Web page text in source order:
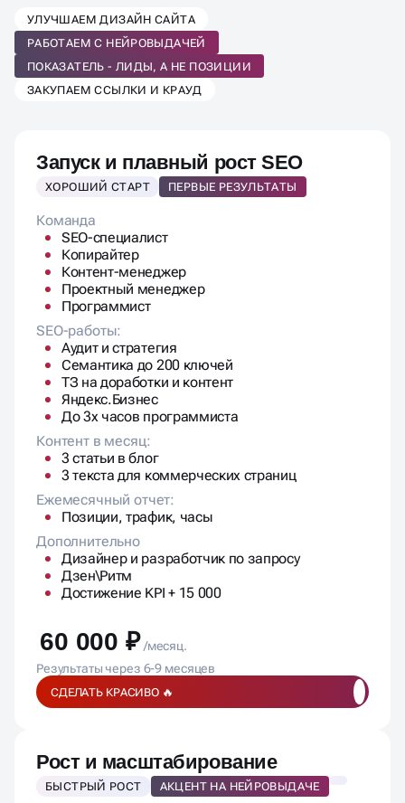
ВЫБЕРИТЕ ТАРИФ SEO-
ПРОДВИЖЕНИЯ
ПОД ВАШ БИЗНЕС
УЛУЧШАЕМ ДИЗАЙН САЙТА
РАБОТАЕМ С НЕЙРОВЫДАЧЕЙ
ПОКАЗАТЕЛЬ - ЛИДЫ, А НЕ ПОЗИЦИИ
ЗАКУПАЕМ ССЫЛКИ И КРАУД
Запуск и плавный рост SEO
ХОРОШИЙ СТАРТ ПЕРВЫЕ РЕЗУЛЬТАТЫ
Команда
SEO-специалист
Копирайтер
Контент-менеджер
Проектный менеджер
Программист
SEO-работы:
Аудит и стратегия
Семантика до 200 ключей
ТЗ на доработки и контент
Яндекс.Бизнес
До 3х часов программиста
Контент в месяц:
3 статьи в блог
3 текста для коммерческих страниц
Ежемесячный отчет:
Позиции, трафик, часы
Дополнительно
Дизайнер и разработчик по запросу
Дзен\Ритм
Достижение KPI + 15 000
60 000 ₽ /месяц.
Результаты через 6-9 месяцев
СДЕЛАТЬ КРАСИВО 🔥
Рост и масштабирование
БЫСТРЫЙ РОСТ АКЦЕНТ НА НЕЙРОВЫДАЧЕ